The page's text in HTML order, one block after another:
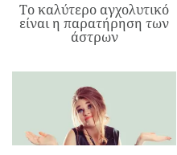
Το καλύτερο αγχολυτικό
είναι η παρατήρηση των
άστρων